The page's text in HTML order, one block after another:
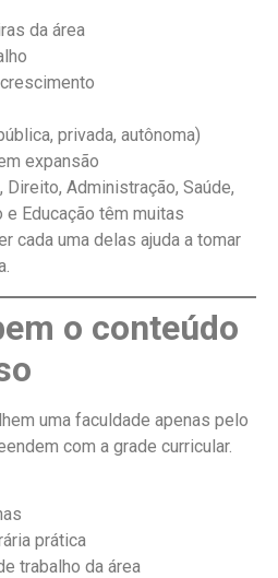
da área
privada, autônoma)
expansão
Direito, Administração, Saúde,
e Educação têm muitas
cada uma delas ajuda a tomar
o conteúdo
uma faculdade apenas pelo
com a grade curricular.
prática
trabalho da área